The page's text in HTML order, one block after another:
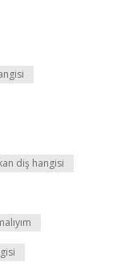
diş hangisi